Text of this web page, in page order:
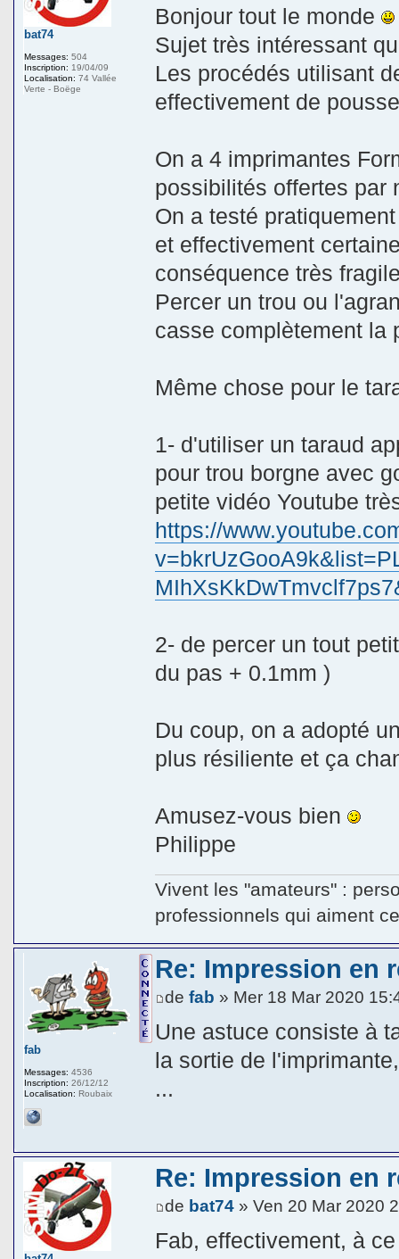
Bonjour tout le monde
Sujet très intéressant
Les procédés utilisant
effectivement de
On a 4 imprimantes
possibilités offertes par
On a testé
et effectivement
conséquence très
Percer un trou ou
casse complètement la
Même chose pour le
1- d'utiliser un taraud
pour trou borgne avec
petite vidéo Youtube
https://
2- de percer un tout
du pas + 0.1mm )
Du coup, on a adopté
plus résiliente et ça
Amusez-vous bien
Philippe
Vivent les "amateurs" :
professionnels qui aiment
bat74
Messages: 504
Inscription: 19/04/09
Localisation: 74 Vallée
Verte - Boëge
Re: Impression en
defab » Mer 18 Mar 2020
Une astuce consiste à
la sortie de
...
fab
Messages: 4536
Inscription: 26/12/12
Localisation: Roubaix
Re: Impression en
de bat74 » Ven 20 Mar 2020
Fab, effectivement, à